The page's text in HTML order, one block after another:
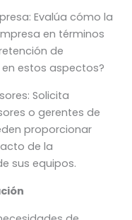
Evalúa cómo la
en términos
de
estos aspectos?
Solicita
o gerentes de
proporcionar
de la
sus equipos.